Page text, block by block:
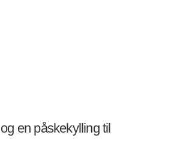
en påskekylling til